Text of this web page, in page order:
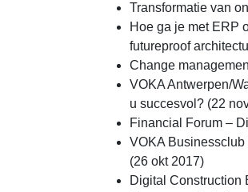
Transformatie van
Hoe ga je met ERP
futureproof
Change
VOKA Antwerpen/
u succesvol? (22
Financial Forum –
VOKA
(26 okt 2017)
Digital Construction